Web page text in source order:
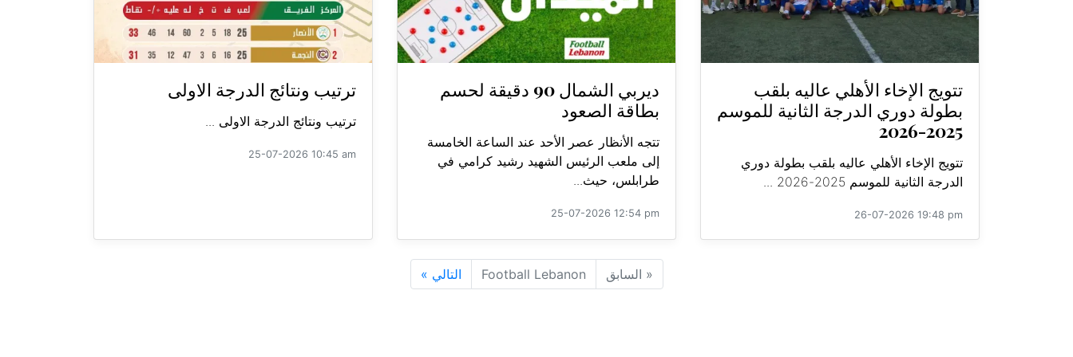
تتويج الإخاء الأهلي عاليه بلقب
بطولة دوري الدرجة الثانية للموسم
2025-2026
تتويج الإخاء الأهلي عاليه بلقب بطولة دوري
الدرجة الثانية للموسم 2025-2026 ...
26-07-2026 19:48 pm
ديربي الشمال 90 دقيقة لحسم
بطاقة الصعود
تتجه الأنظار عصر الأحد عند الساعة الخامسة
إلى ملعب الرئيس الشهيد رشيد كرامي في
طرابلس، حيث...
25-07-2026 12:54 pm
ترتيب ونتائج الدرجة الاولى
ترتيب ونتائج الدرجة الاولى ...
25-07-2026 10:45 am
« السابق Football Lebanon التالي »